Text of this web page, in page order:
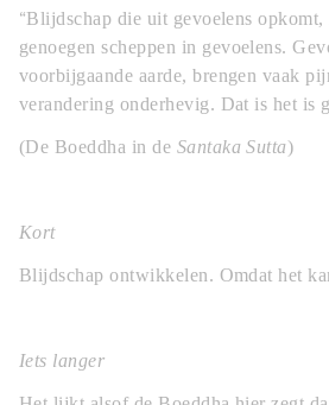
“Blijdschap die uit gevoelens opkomt,
genoegen scheppen in gevoelens.
voorbijgaande aarde, brengen vaak
verandering onderhevig. Dat is het is
(De Boeddha in de Santaka Sutta)
Kort
Blijdschap ontwikkelen. Omdat het
Iets langer